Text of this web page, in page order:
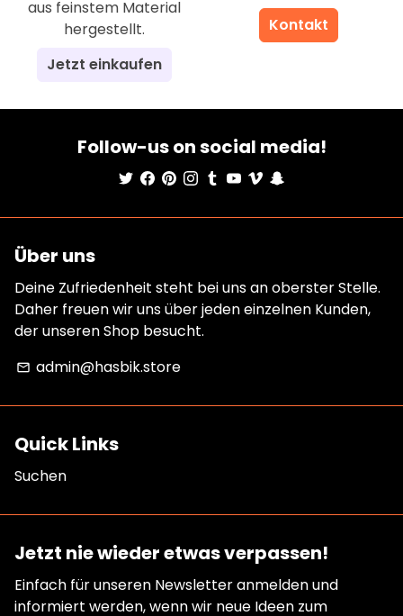
aus feinstem Material
hergestellt.
Jetzt einkaufen
Kontakt
Follow-us on social media!
Über uns
Deine Zufriedenheit steht bei uns an oberster Stelle.
Daher freuen wir uns über jeden einzelnen Kunden,
der unseren Shop besucht.
email admin@hasbik.store
Quick Links
Suchen
Jetzt nie wieder etwas verpassen!
Einfach für unseren Newsletter anmelden und
informiert werden, wenn wir neue Ideen zum